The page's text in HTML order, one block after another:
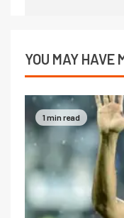
YOU MAY HAVE
1 min read